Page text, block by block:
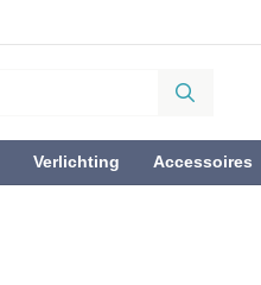
Verlichting Accessoires